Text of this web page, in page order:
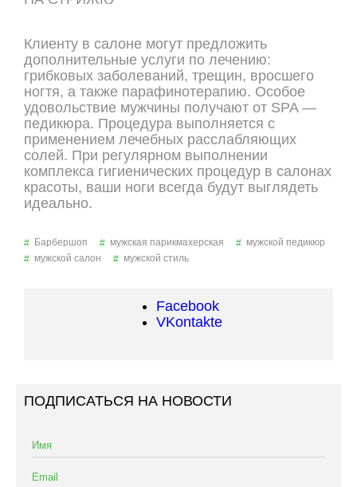
Клиенту в салоне могут предложить
дополнительные услуги по лечению:
грибковых заболеваний, трещин, вросшего
ногтя, а также парафинотерапию. Особое
удовольствие мужчины получают от SPA —
педикюра. Процедура выполняется с
применением лечебных расслабляющих
солей. При регулярном выполнении
комплекса гигиенических процедур в салонах
красоты, ваши ноги всегда будут выглядеть
идеально.
Барбершоп мужская парикмахерская
мужской педикюр
мужской салон
мужской стиль
Facebook
VKontakte
ПОДПИСАТЬСЯ НА НОВОСТИ